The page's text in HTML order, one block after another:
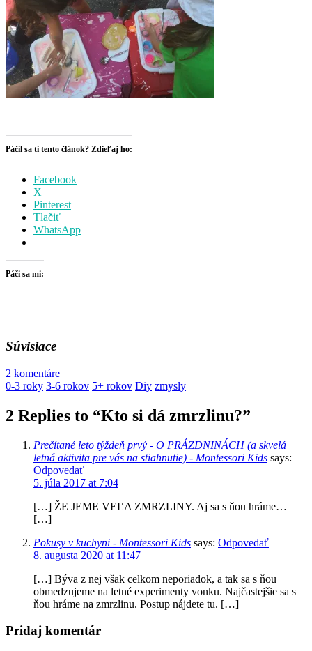
Páčil sa ti tento článok? Zdieľaj ho:
Facebook
X
Pinterest
Tlačiť
WhatsApp
Páči sa mi:
Súvisiace
2 komentáre
0-3 roky 3-6 rokov 5+ rokov Diy zmysly
2 Replies to “Kto si dá zmrzlinu?”
Prečítané leto týždeň prvý - O PRÁZDNINÁCH (a skvelá
letná aktivita pre vás na stiahnutie) - Montessori Kids says:
Odpovedať
5. júla 2017 at 7:04
[…] ŽE JEME VEĽA ZMRZLINY. Aj sa s ňou hráme…
[…]
Pokusy v kuchyni - Montessori Kids says: Odpovedať
8. augusta 2020 at 11:47
[…] Býva z nej však celkom neporiadok, a tak sa s ňou
obmedzujeme na letné experimenty vonku. Najčastejšie sa s
ňou hráme na zmrzlinu. Postup nájdete tu. […]
Pridaj komentár